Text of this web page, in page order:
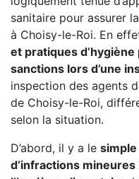
sanitaire pour assurer
à Choisy-le-Roi. En
et pratiques
sanctions lors d’une
inspection des agents
de Choisy-le-Roi,
selon la situation.
D’abord, il y a le
d’infractions